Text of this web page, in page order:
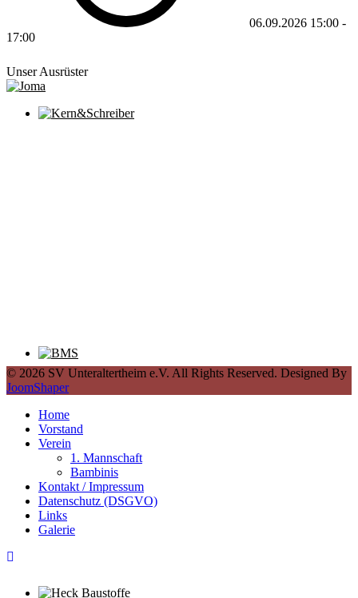
06.09.2026 15:00 -
17:00
Unser Ausrüster
© 2026 SV Unteraltertheim e.V. All Rights Reserved. Designed By
JoomShaper
Home
Vorstand
Verein
1. Mannschaft
Bambinis
Kontakt / Impressum
Datenschutz (DSGVO)
Links
Galerie